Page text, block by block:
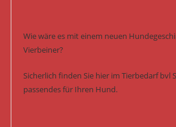
Wie wäre es mit einem neuen
Vierbeiner?
Sicherlich finden Sie hier im Tierbedarf bvl
passendes für Ihren Hund.